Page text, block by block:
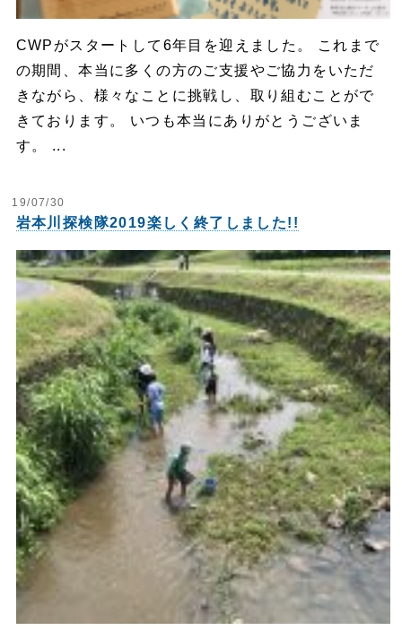
CWPがスタートして6年目を迎えました。 これまで
の期間、本当に多くの方のご支援やご協力をいただ
きながら、様々なことに挑戦し、取り組むことがで
きております。 いつも本当にありがとうございま
す。 ...
19/07/30
岩本川探検隊2019楽しく終了しました!!